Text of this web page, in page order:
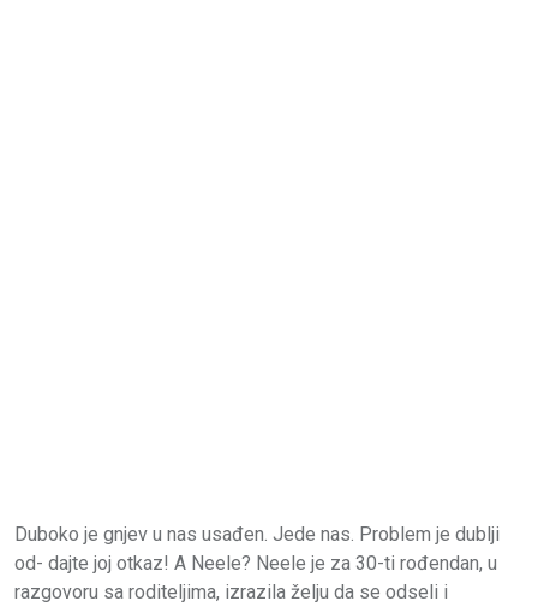
Duboko je gnjev u nas usađen. Jede nas. Problem je dublji
od- dajte joj otkaz! A Neele? Neele je za 30-ti rođendan, u
razgovoru sa roditeljima, izrazila želju da se odseli i